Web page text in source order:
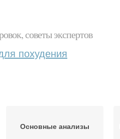
советы экспертов
похудения
Основные анализы